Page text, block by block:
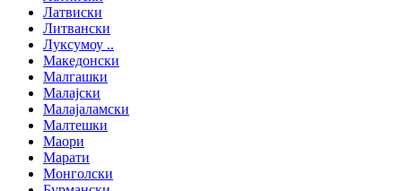
Латвиски
Литвански
Луксумоу ..
Македонски
Малгашки
Малајски
Малајаламски
Малтешки
Маори
Марати
Монголски